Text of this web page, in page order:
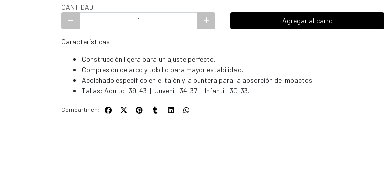
CANTIDAD
Agregar al carro
Características:
Construcción ligera para un ajuste perfecto.
Compresión de arco y tobillo para mayor estabilidad.
Acolchado específico en el talón y la puntera para la absorción de impactos.
Tallas: Adulto: 39-43 | Juvenil: 34-37 | Infantil: 30-33.
Compartir en: